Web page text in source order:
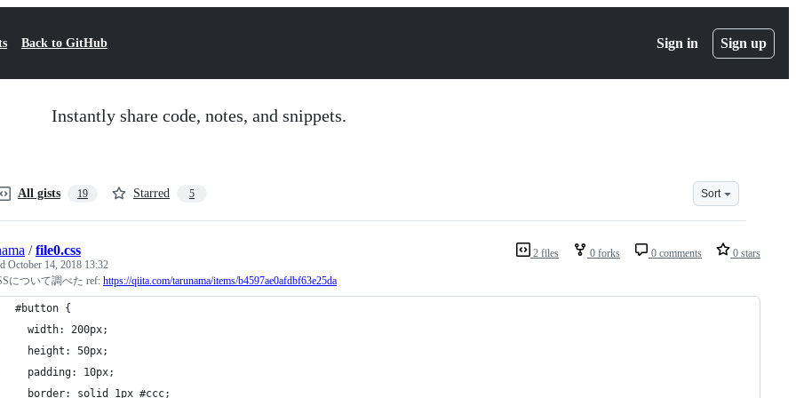
Back to GitHub Sign in Sign up
Instantly share code, notes, and snippets.
All gists 19 Starred 5 Sort
2 files 0 forks 0 comments 0 stars
/file0.css
October 14, 2018 13:32
について調べた ref: https://qiita.com/tarunama/items/b4597ae0afdbf63e25da
#button {
  width: 200px;
  height: 50px;
  padding: 10px;
  border: solid 1px #ccc;